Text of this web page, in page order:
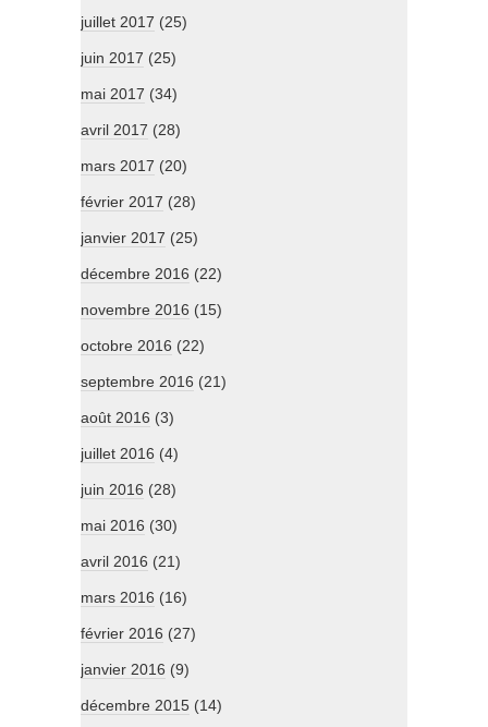
juillet 2017 (25)
juin 2017 (25)
mai 2017 (34)
avril 2017 (28)
mars 2017 (20)
février 2017 (28)
janvier 2017 (25)
décembre 2016 (22)
novembre 2016 (15)
octobre 2016 (22)
septembre 2016 (21)
août 2016 (3)
juillet 2016 (4)
juin 2016 (28)
mai 2016 (30)
avril 2016 (21)
mars 2016 (16)
février 2016 (27)
janvier 2016 (9)
décembre 2015 (14)